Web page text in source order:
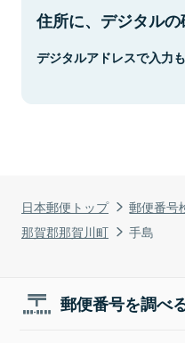
日本郵便トップ 郵便番号
那賀郡那賀川町
手島
住所に、デジタルの
デジタルアドレスで入力
郵便番号を調べ